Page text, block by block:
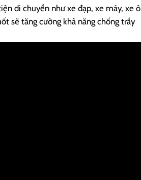
di chuyển như xe đạp, xe máy, xe ô
sẽ tăng cường khả năng chống trầy